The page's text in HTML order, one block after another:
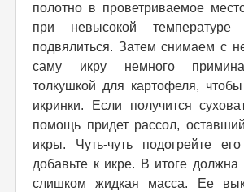
полотно в проветриваемое
при невысокой
подвялиться. Затем снимаем с
саму икру немного
толкушкой для картофеля,
икринки. Если получится
помощь придет рассол,
икры. Чуть-чуть подогрейте
добавьте к икре. В итоге должна
слишком жидкая масса. Ее